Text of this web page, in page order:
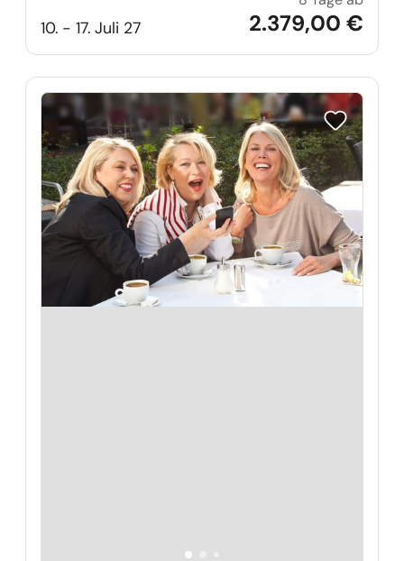
10. - 17. Juli 27 2.379,00 €
Reise auf